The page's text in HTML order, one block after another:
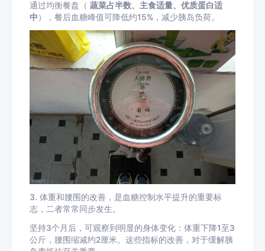
通过均衡餐盘（ 蔬菜占半数、主食适量、优质蛋白适
中），餐后血糖峰值可降低约15%，减少胰岛负荷。
3. 体重和腰围的改善，是血糖控制水平提升的重要标
志，二者常常同步发生。
坚持3个月后，可观察到明显的身体变化：体重下降1至3
公斤，腰围缩减约2厘米。这些指标的改善，对于缓解胰